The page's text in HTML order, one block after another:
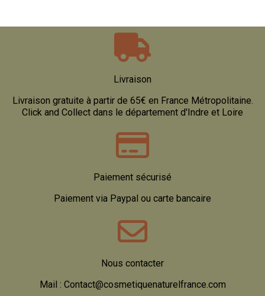
Livraison
Livraison gratuite à partir de 65€ en France Métropolitaine.
Click and Collect dans le département d'Indre et Loire
Paiement sécurisé
Paiement via Paypal ou carte bancaire
Nous contacter
Mail : Contact@cosmetiquenaturelfrance.com